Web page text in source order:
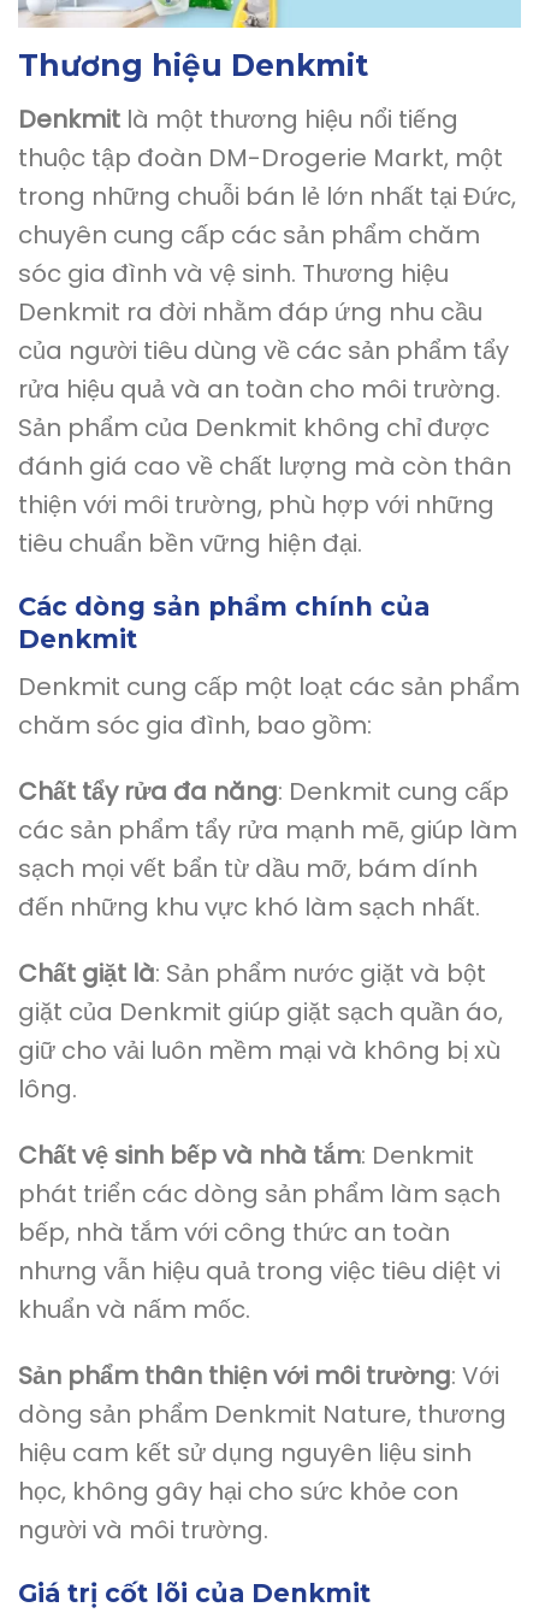
Thương hiệu Denkmit
Denkmit là một thương hiệu nổi tiếng
thuộc tập đoàn DM-Drogerie Markt, một
trong những chuỗi bán lẻ lớn nhất tại Đức,
chuyên cung cấp các sản phẩm chăm
sóc gia đình và vệ sinh. Thương hiệu
Denkmit ra đời nhằm đáp ứng nhu cầu
của người tiêu dùng về các sản phẩm tẩy
rửa hiệu quả và an toàn cho môi trường.
Sản phẩm của Denkmit không chỉ được
đánh giá cao về chất lượng mà còn thân
thiện với môi trường, phù hợp với những
tiêu chuẩn bền vững hiện đại.
Các dòng sản phẩm chính của
Denkmit
Denkmit cung cấp một loạt các sản phẩm
chăm sóc gia đình, bao gồm:
Chất tẩy rửa đa năng: Denkmit cung cấp
các sản phẩm tẩy rửa mạnh mẽ, giúp làm
sạch mọi vết bẩn từ dầu mỡ, bám dính
đến những khu vực khó làm sạch nhất.
Chất giặt là: Sản phẩm nước giặt và bột
giặt của Denkmit giúp giặt sạch quần áo,
giữ cho vải luôn mềm mại và không bị xù
lông.
Chất vệ sinh bếp và nhà tắm: Denkmit
phát triển các dòng sản phẩm làm sạch
bếp, nhà tắm với công thức an toàn
nhưng vẫn hiệu quả trong việc tiêu diệt vi
khuẩn và nấm mốc.
Sản phẩm thân thiện với môi trường: Với
dòng sản phẩm Denkmit Nature, thương
hiệu cam kết sử dụng nguyên liệu sinh
học, không gây hại cho sức khỏe con
người và môi trường.
Giá trị cốt lõi của Denkmit